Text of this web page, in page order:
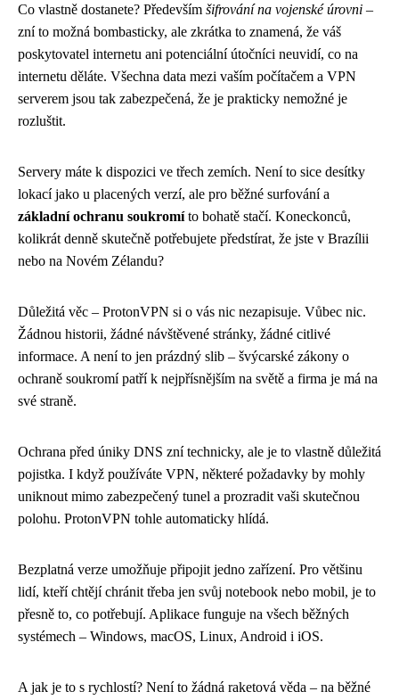
Co vlastně dostanete? Především šifrování na vojenské úrovni –
zní to možná bombasticky, ale zkrátka to znamená, že váš
poskytovatel internetu ani potenciální útočníci neuvidí, co na
internetu děláte. Všechna data mezi vaším počítačem a VPN
serverem jsou tak zabezpečená, že je prakticky nemožné je
rozluštit.
Servery máte k dispozici ve třech zemích. Není to sice desítky
lokací jako u placených verzí, ale pro běžné surfování a
základní ochranu soukromíto bohatě stačí. Koneckonců,
kolikrát denně skutečně potřebujete předstírat, že jste v Brazílii
nebo na Novém Zélandu?
Důležitá věc – ProtonVPN si o vás nic nezapisuje. Vůbec nic.
Žádnou historii, žádné návštěvené stránky, žádné citlivé
informace. A není to jen prázdný slib – švýcarské zákony o
ochraně soukromí patří k nejpřísnějším na světě a firma je má na
své straně.
Ochrana před úniky DNS zní technicky, ale je to vlastně důležitá
pojistka. I když používáte VPN, některé požadavky by mohly
uniknout mimo zabezpečený tunel a prozradit vaši skutečnou
polohu. ProtonVPN tohle automaticky hlídá.
Bezplatná verze umožňuje připojit jedno zařízení. Pro většinu
lidí, kteří chtějí chránit třeba jen svůj notebook nebo mobil, je to
přesně to, co potřebují. Aplikace funguje na všech běžných
systémech – Windows, macOS, Linux, Android i iOS.
A jak je to s rychlostí? Není to žádná raketová věda – na běžné